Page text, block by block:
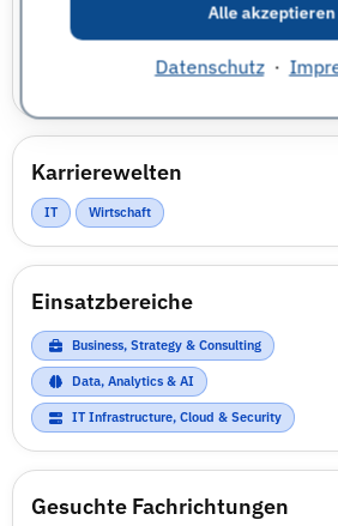
Alle akzeptieren
Datenschutz·
Studierendenjob
Karrierewelten
IT Wirtschaft
Einsatzbereiche
Business, Strategy & Consulting
Data, Analytics & AI
IT Infrastructure, Cloud & Security
Gesuchte Fachrichtungen